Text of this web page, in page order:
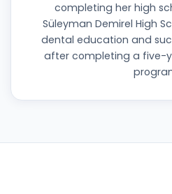
completing her high
Süleyman Demirel High
dental education and
after completing a five-